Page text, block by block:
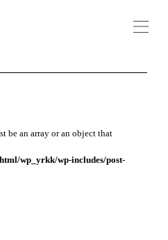
be an array or an object that
wp_yrkk/wp-includes/post-